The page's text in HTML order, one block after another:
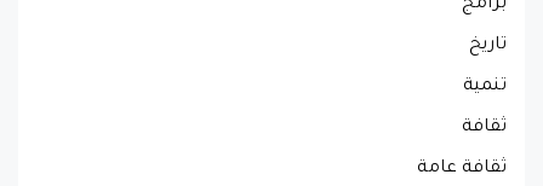
برامج
تاريخ
تنمية
ثقافة
ثقافة عامة